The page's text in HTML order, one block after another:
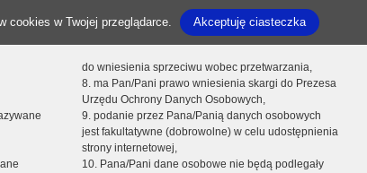
cookies w Twojej przeglądarce. Akceptuję ciasteczka
do wniesienia sprzeciwu wobec przetwarzania,
8. ma Pan/Pani prawo wniesienia skargi do Prezesa
Urzędu Ochrony Danych Osobowych,
9. podanie przez Pana/Panią danych osobowych
jest fakultatywne (dobrowolne) w celu udostępnienia
strony internetowej,
10. Pana/Pani dane osobowe nie będą podlegały